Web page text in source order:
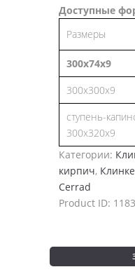
Доступные
Размеры
300х74х9
300х300х9
ступень-
300х320х9
Категории:
кирпич,
Cerrad
Product ID: